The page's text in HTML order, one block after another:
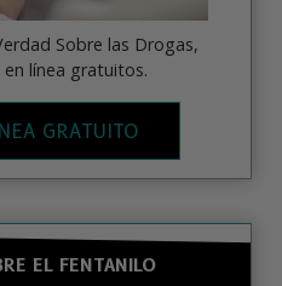
Sobre las Drogas,
línea gratuitos.
GRATUITO
EL FENTANILO